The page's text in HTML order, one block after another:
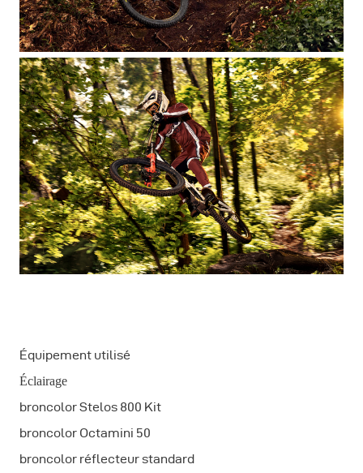
Équipement utilisé
Éclairage
broncolor Stelos 800 Kit
broncolor Octamini 50
broncolor réflecteur standard